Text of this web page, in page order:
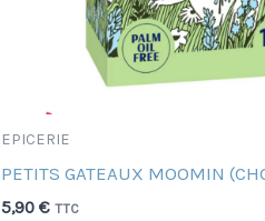
EPICERIE
PETITS GATEAUX MOOMIN
5,90 € TTC